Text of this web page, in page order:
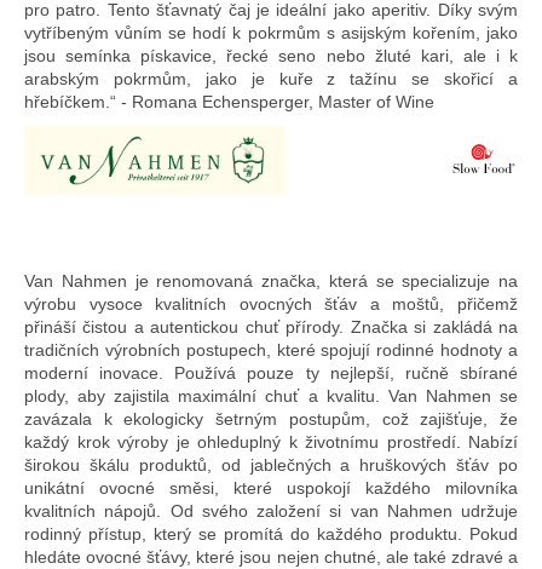
pro patro. Tento šťavnatý čaj je ideální jako aperitiv. Díky svým
vytříbeným vůním se hodí k pokrmům s asijským kořením, jako
jsou semínka pískavice, řecké seno nebo žluté kari, ale i k
arabským pokrmům, jako je kuře z tažínu se skořicí a
hřebíčkem.“ - Romana Echensperger, Master of Wine
Van Nahmen je renomovaná značka, která se specializuje na
výrobu vysoce kvalitních ovocných šťáv a moštů, přičemž
přináší čistou a autentickou chuť přírody. Značka si zakládá na
tradičních výrobních postupech, které spojují rodinné hodnoty a
moderní inovace. Používá pouze ty nejlepší, ručně sbírané
plody, aby zajistila maximální chuť a kvalitu. Van Nahmen se
zavázala k ekologicky šetrným postupům, což zajišťuje, že
každý krok výroby je ohleduplný k životnímu prostředí. Nabízí
širokou škálu produktů, od jablečných a hruškových šťáv po
unikátní ovocné směsi, které uspokojí každého milovníka
kvalitních nápojů. Od svého založení si van Nahmen udržuje
rodinný přístup, který se promítá do každého produktu. Pokud
hledáte ovocné šťávy, které jsou nejen chutné, ale také zdravé a